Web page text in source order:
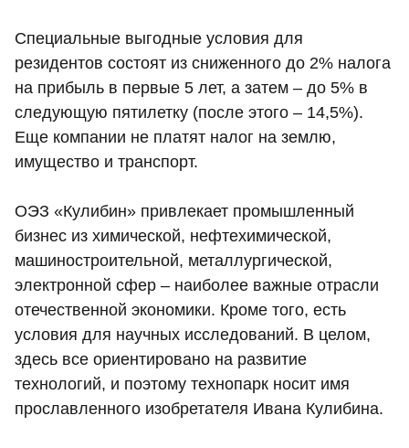
Специальные выгодные условия для
резидентов состоят из сниженного до 2% налога
на прибыль в первые 5 лет, а затем – до 5% в
следующую пятилетку (после этого – 14,5%).
Еще компании не платят налог на землю,
имущество и транспорт.
ОЭЗ «Кулибин» привлекает промышленный
бизнес из химической, нефтехимической,
машиностроительной, металлургической,
электронной сфер – наиболее важные отрасли
отечественной экономики. Кроме того, есть
условия для научных исследований. В целом,
здесь все ориентировано на развитие
технологий, и поэтому технопарк носит имя
прославленного изобретателя Ивана Кулибина.